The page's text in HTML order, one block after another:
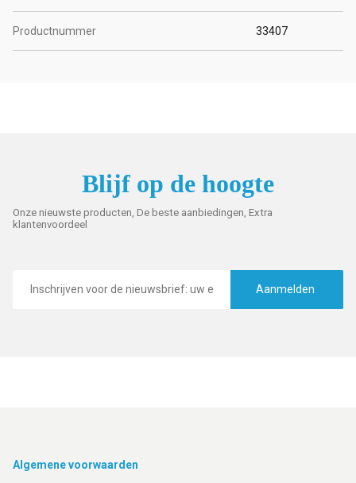
Productnummer 33407
Blijf op de hoogte
Onze nieuwste producten, De beste aanbiedingen, Extra
klantenvoordeel
mailadres
Aanmelden
Footer
Algemene voorwaarden